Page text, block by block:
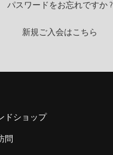
パスワードをお忘れですか ?
新規ご入会はこちら
ドショップ
問